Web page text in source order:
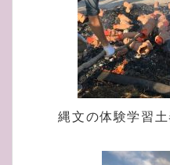
縄文の体験学習